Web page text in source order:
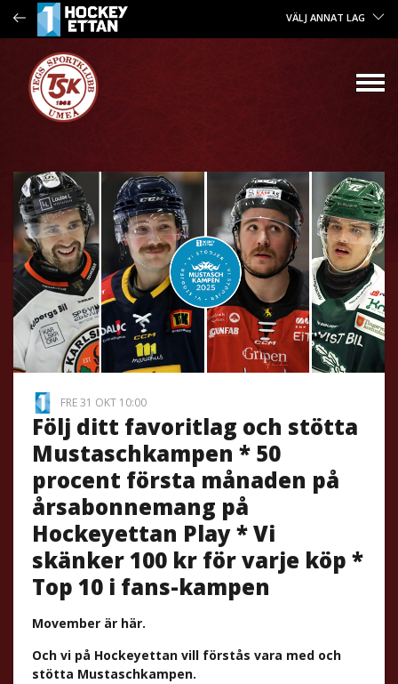
VÄLJ ANNAT LAG
FRE 31 OKT 10:00
Följ ditt favoritlag och stötta
Mustaschkampen * 50
procent första månaden på
årsabonnemang på
Hockeyettan Play * Vi
skänker 100 kr för varje köp *
Top 10 i fans-kampen
Movember är här.
Och vi på Hockeyettan vill förstås vara med och
stötta Mustaschkampen.